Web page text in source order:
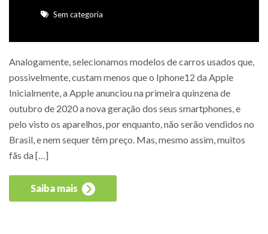
Sem categoria
Analogamente, selecionamos modelos de carros usados que,
possivelmente, custam menos que o Iphone12 da Apple
Inicialmente, a Apple anunciou na primeira quinzena de
outubro de 2020 a nova geração dos seus smartphones, e
pelo visto os aparelhos, por enquanto, não serão vendidos no
Brasil, e nem sequer têm preço. Mas, mesmo assim, muitos
fãs da […]
Saiba mais